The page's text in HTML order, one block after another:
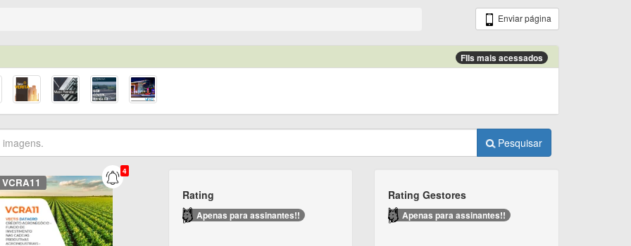
Enviar página
FIIs mais acessados
Pesquisar
4
VCRA11
Rating
Apenas para assinantes!!
Rating Gestores
Apenas para assinantes!!